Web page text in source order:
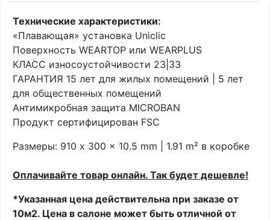
Технические характеристики:
«Плавающая» установка Uniclic
Поверхность WEARTOP или WEARPLUS
КЛАСС износоустойчивости 23|33
ГАРАНТИЯ 15 лет для жилых помещений | 5 лет
для общественных помещений
Антимикробная защита MICROBAN
Продукт сертифицирован FSC
Размеры: 910 x 300 x 10.5 mm | 1.91 m² в коробке
Оплачивайте товар онлайн. Так будет дешевле!
*Указанная цена действительна при заказе от
10м2. Цена в салоне может быть отличной от